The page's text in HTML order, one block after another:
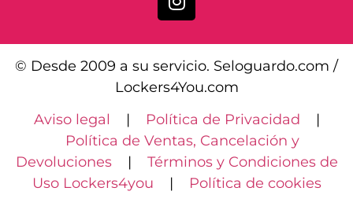
© Desde 2009 a su servicio. Seloguardo.com /
Lockers4You.com
Aviso legal | Política de Privacidad |
Política de Ventas, Cancelación y
Devoluciones| Términos y Condiciones de
Uso Lockers4you |
Política de cookies